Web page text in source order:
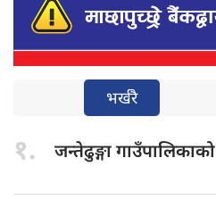
भर्खरै
१. जन्तेढुङ्गा गाउँपालिकाको